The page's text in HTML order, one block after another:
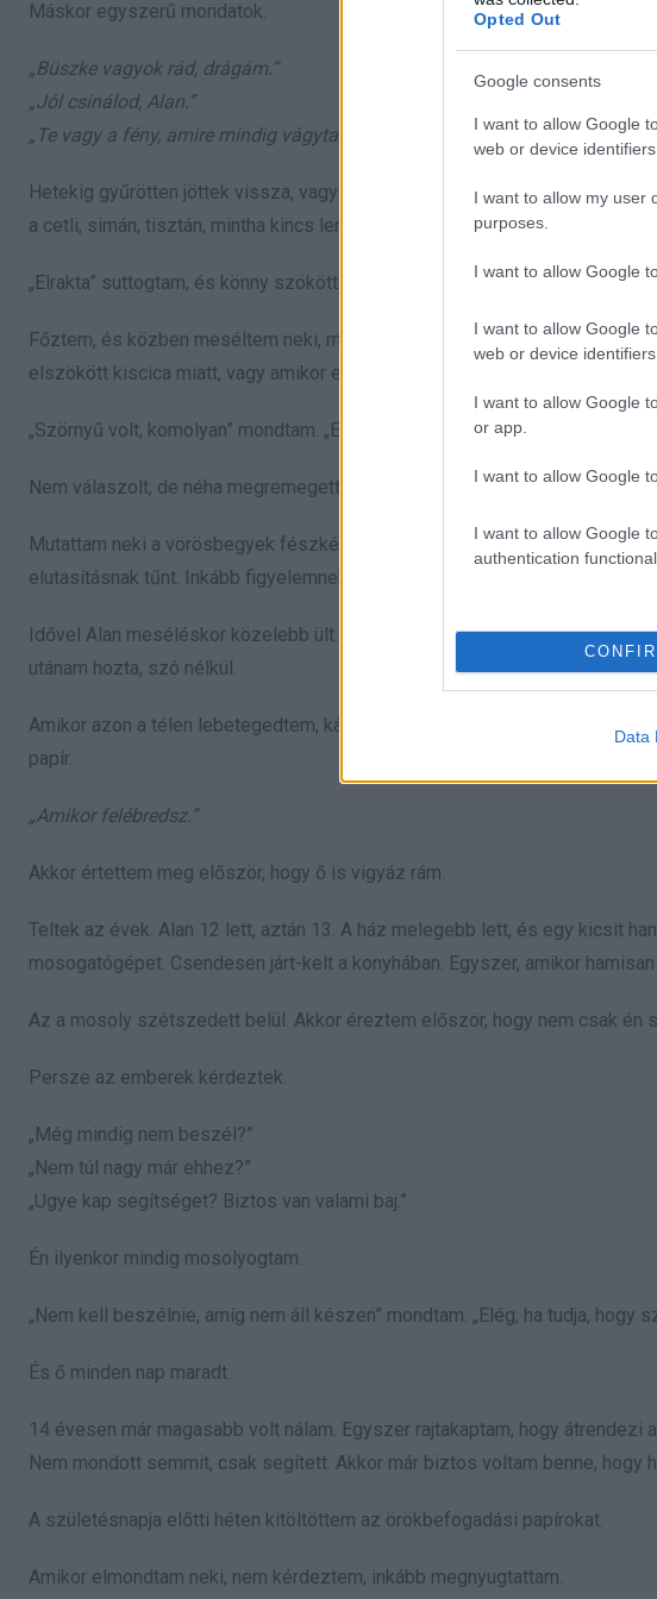
Opted Out
Google consents
I want to allow Google
web or device identifiers
I want to allow my user
purposes.
I want to allow Google
I want to allow Google
web or device identifiers
I want to allow Google
or app.
I want to allow Google
I want to allow Google
authentication
Data
Máskor egyszerű mondatok.
„Büszke vagyok rád, drágám.”
„Jól csinálod, Alan.”
„Te vagy a fény, amire mindig vágytam.”
Hetekig gyűrötten jöttek vissza, vagy sehogy. Aztán egy nap láttam egyet
a cetli, simán, tisztán, mintha kincs lenne.
„Elrakta” suttogtam, és könny szökött a szemembe.
Főztem, és közben meséltem neki, miközben vágtam a zöldséget. Apró
elszökött kiscica miatt, vagy amikor egyszer szőkíteni akartam a hajam, és
„Szörnyű volt, komolyan” mondtam. „Egy hétig nem akartam utcára menni.”
Nem válaszolt, de néha megremegett a válla. Mintha halkan nevetne.
Mutattam neki a vörösbegyek fészkét a verandán, a felhők formáit, és azt
elutasításnak tűnt. Inkább figyelemnek. Olyannak, mint amikor valaki tanulja,
Idővel Alan meséléskor közelebb ült. Aztán elkezdett a bejárati ajtónál
utánam hozta, szó nélkül.
Amikor azon a télen lebetegedtem, kábán ébredtem, fájt mindenem. Az
papír.
„Amikor felébredsz.”
Akkor értettem meg először, hogy ő is vigyáz rám.
Teltek az évek. Alan 12 lett, aztán 13. A ház melegebb lett, és egy kicsit
mosogatógépet. Csendesen járt-kelt a konyhában. Egyszer, amikor
Az a mosoly szétszedett belül. Akkor éreztem először, hogy nem csak én
Persze az emberek kérdeztek.
„Még mindig nem beszél?”
„Nem túl nagy már ehhez?”
„Ugye kap segítséget? Biztos van valami baj.”
Én ilyenkor mindig mosolyogtam.
„Nem kell beszélnie, amíg nem áll készen” mondtam. „Elég, ha tudja, hogy
És ő minden nap maradt.
14 évesen már magasabb volt nálam. Egyszer rajtakaptam, hogy
Nem mondott semmit, csak segített. Akkor már biztos voltam benne, hogy
A születésnapja előtti héten kitöltöttem az örökbefogadási papírokat.
Amikor elmondtam neki, nem kérdeztem, inkább megnyugtattam.